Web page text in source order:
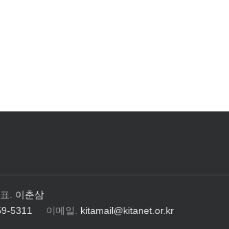
.
이춘삼
5311 이메일. kitamail@kitanet.or.kr